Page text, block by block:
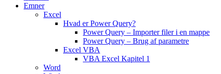
Emner
Excel
Hvad er Power Query?
Power Query – Importer filer i en mappe
Power Query – Brug af parametre
Excel VBA
VBA Excel Kapitel 1
Word